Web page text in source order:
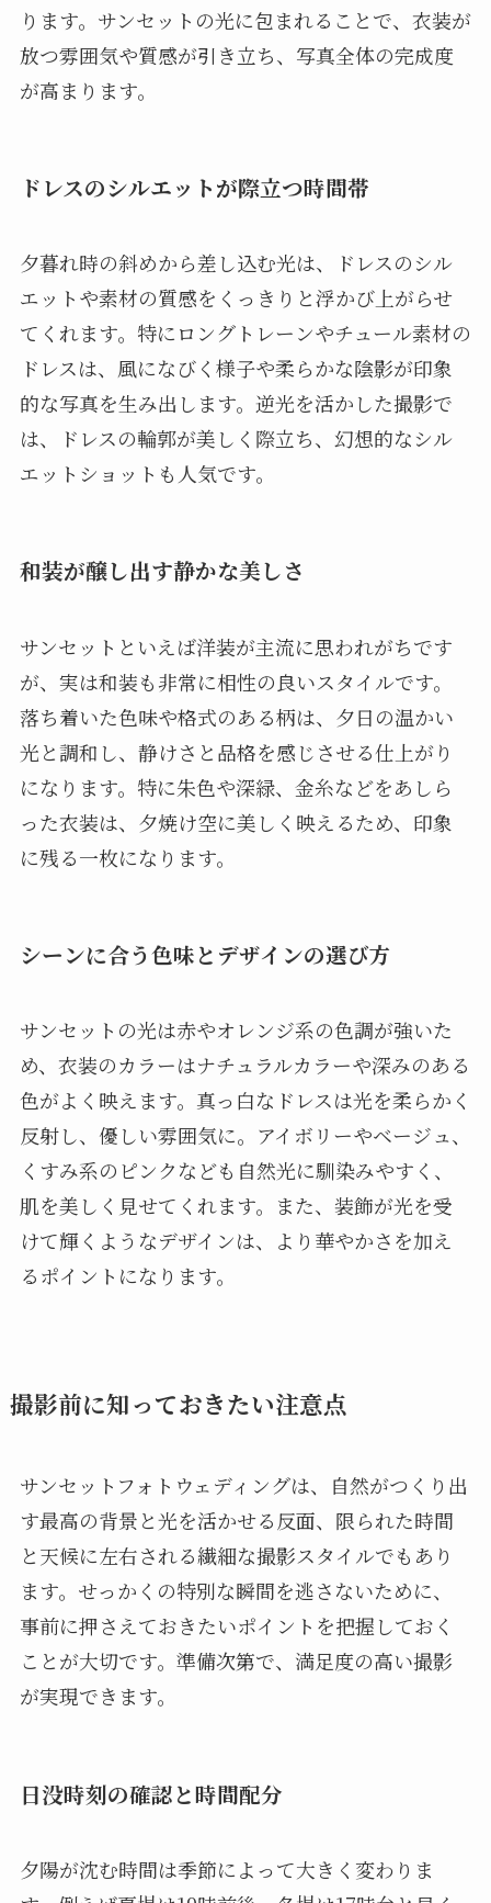
ります。サンセットの光に包まれることで、衣装が
放つ雰囲気や質感が引き立ち、写真全体の完成度
が高まります。
ドレスのシルエットが際立つ時間帯
夕暮れ時の斜めから差し込む光は、ドレスのシル
エットや素材の質感をくっきりと浮かび上がらせ
てくれます。特にロングトレーンやチュール素材の
ドレスは、風になびく様子や柔らかな陰影が印象
的な写真を生み出します。逆光を活かした撮影で
は、ドレスの輪郭が美しく際立ち、幻想的なシル
エットショットも人気です。
和装が醸し出す静かな美しさ
サンセットといえば洋装が主流に思われがちです
が、実は和装も非常に相性の良いスタイルです。
落ち着いた色味や格式のある柄は、夕日の温かい
光と調和し、静けさと品格を感じさせる仕上がり
になります。特に朱色や深緑、金糸などをあしら
った衣装は、夕焼け空に美しく映えるため、印象
に残る一枚になります。
シーンに合う色味とデザインの選び方
サンセットの光は赤やオレンジ系の色調が強いた
め、衣装のカラーはナチュラルカラーや深みのある
色がよく映えます。真っ白なドレスは光を柔らかく
反射し、優しい雰囲気に。アイボリーやベージュ、
くすみ系のピンクなども自然光に馴染みやすく、
肌を美しく見せてくれます。また、装飾が光を受
けて輝くようなデザインは、より華やかさを加え
るポイントになります。
撮影前に知っておきたい注意点
サンセットフォトウェディングは、自然がつくり出
す最高の背景と光を活かせる反面、限られた時間
と天候に左右される繊細な撮影スタイルでもあり
ます。せっかくの特別な瞬間を逃さないために、
事前に押さえておきたいポイントを把握しておく
ことが大切です。準備次第で、満足度の高い撮影
が実現できます。
日没時刻の確認と時間配分
夕陽が沈む時間は季節によって大きく変わりま